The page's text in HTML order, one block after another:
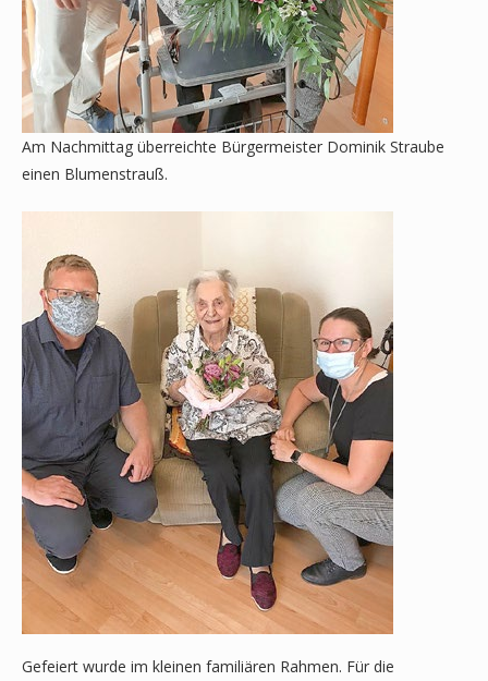
Am Nachmittag überreichte Bürgermeister Dominik Straube
einen Blumenstrauß.
Gefeiert wurde im kleinen familiären Rahmen. Für die